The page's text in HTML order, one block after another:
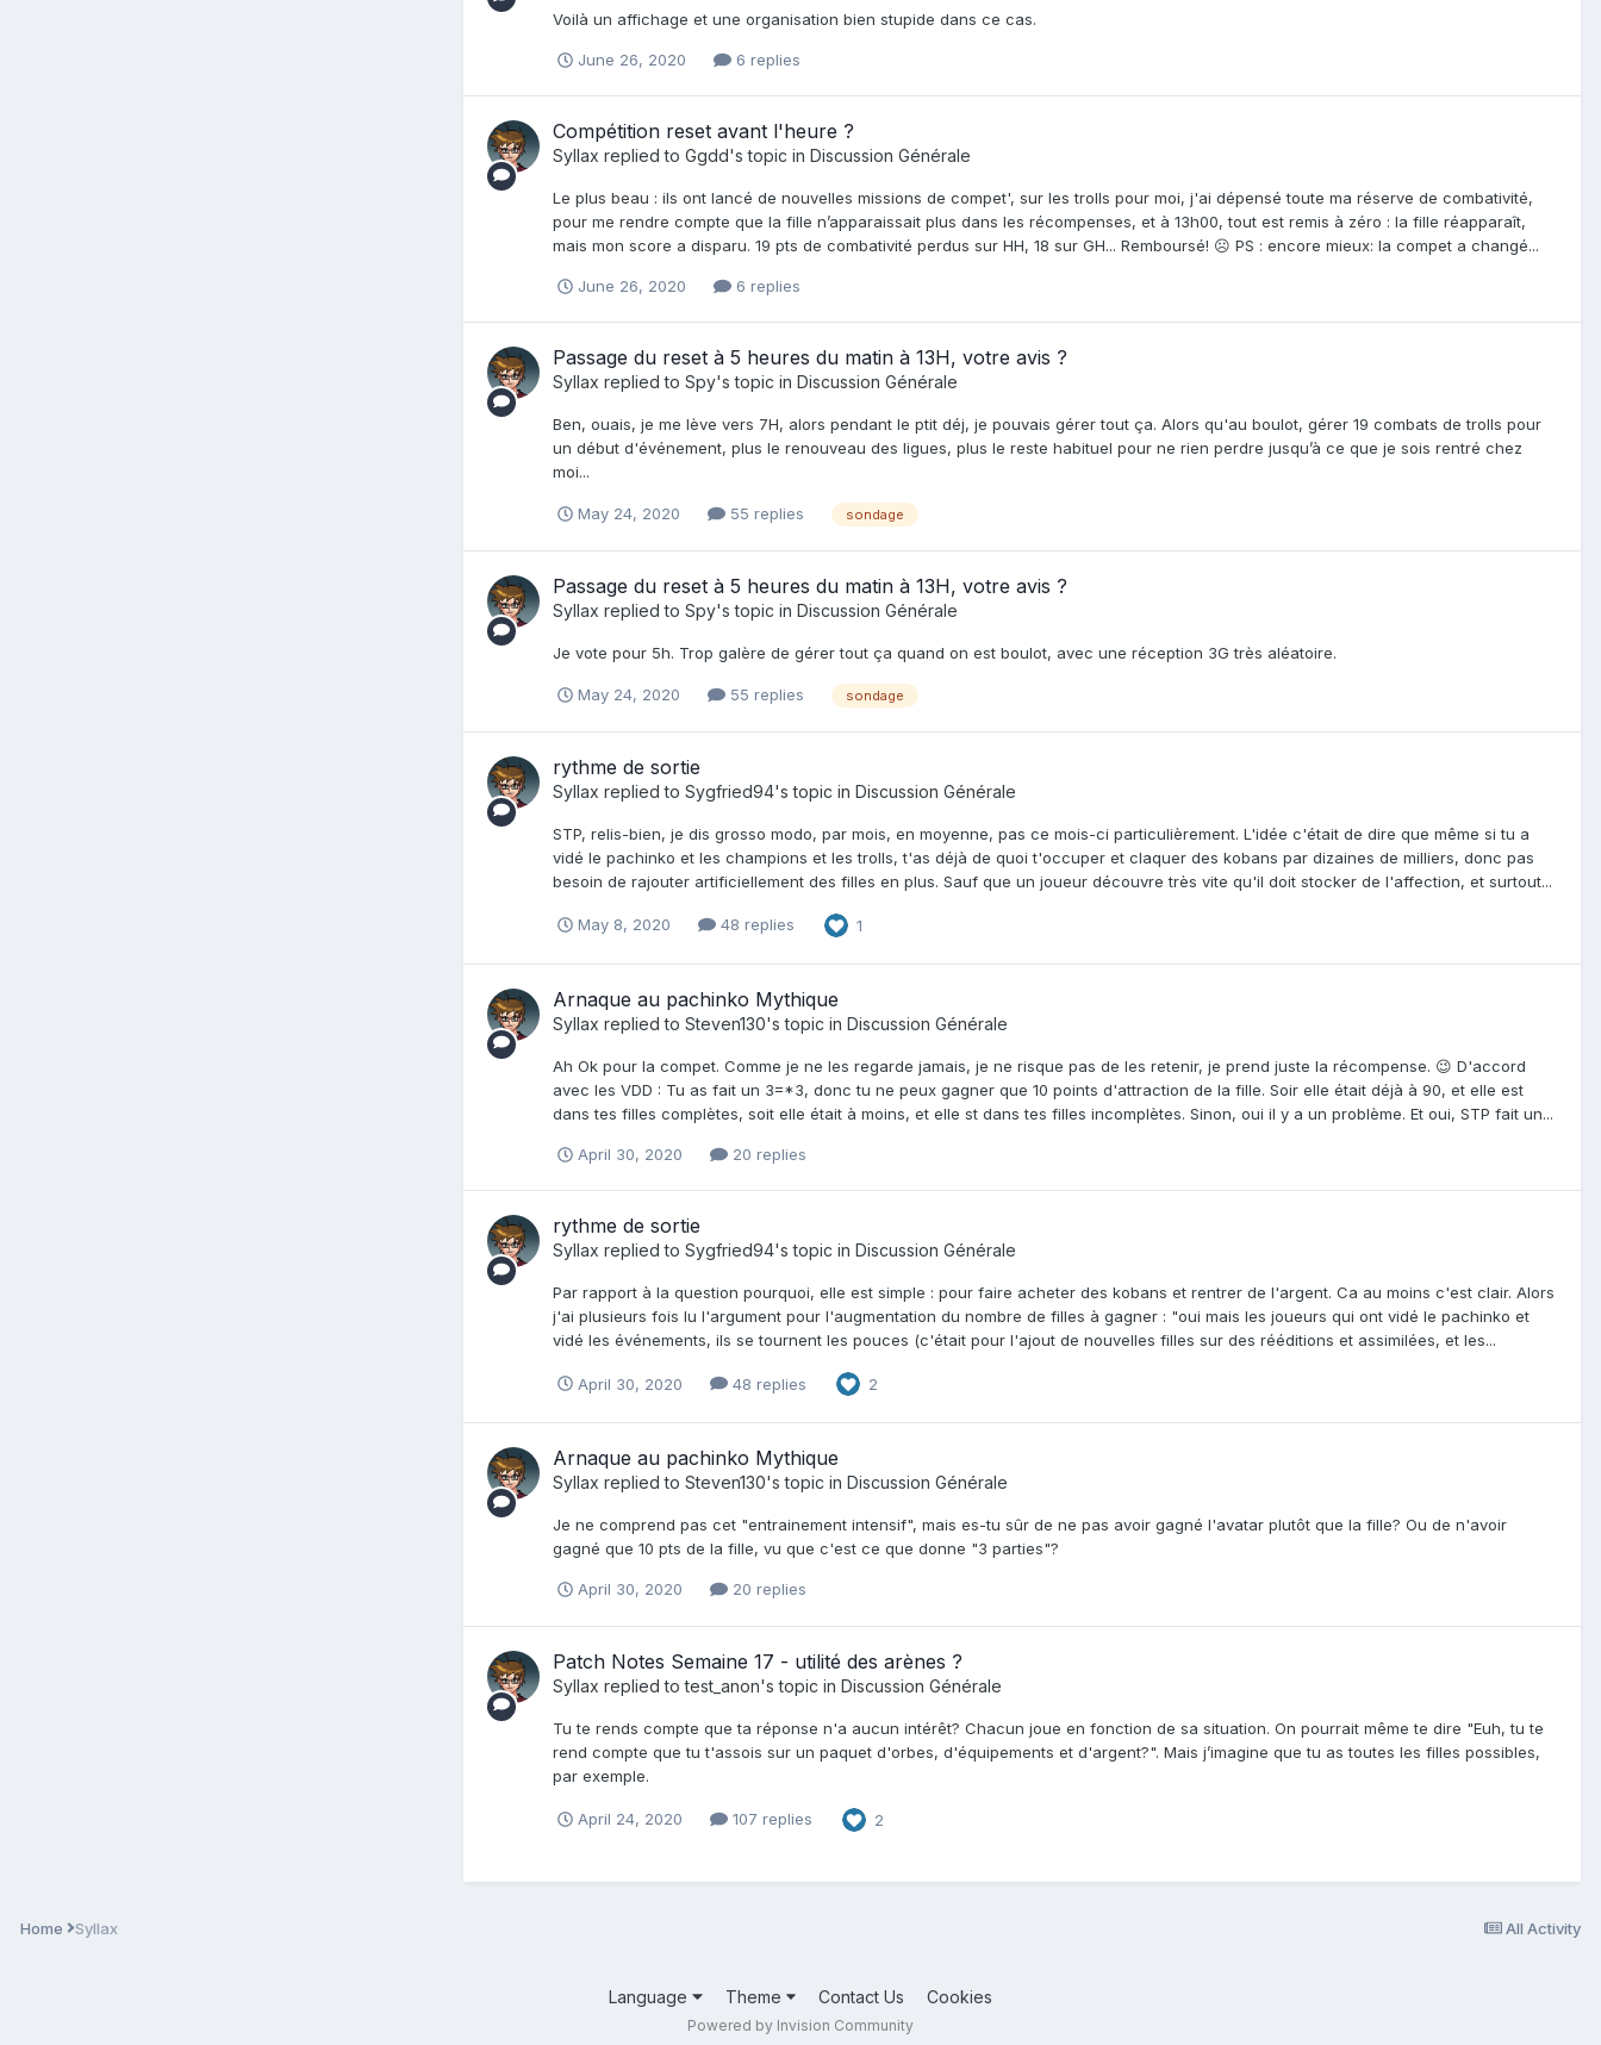
Voilà un affichage et une organisation bien stupide dans ce cas.
June 26, 2020 6 replies
Compétition reset avant l'heure ?
Syllax replied to Ggdd's topic in Discussion Générale
Le plus beau : ils ont lancé de nouvelles missions de compet', sur les trolls pour moi, j'ai dépensé toute ma réserve de combativité,
pour me rendre compte que la fille n’apparaissait plus dans les récompenses, et à 13h00, tout est remis à zéro : la fille réapparaît,
mais mon score a disparu. 19 pts de combativité perdus sur HH, 18 sur GH... Remboursé! ☹️ PS : encore mieux: la compet a changé...
June 26, 2020 6 replies
Passage du reset à 5 heures du matin à 13H, votre avis ?
Syllax replied to Spy's topic in Discussion Générale
Ben, ouais, je me lève vers 7H, alors pendant le ptit déj, je pouvais gérer tout ça. Alors qu'au boulot, gérer 19 combats de trolls pour
un début d'événement, plus le renouveau des ligues, plus le reste habituel pour ne rien perdre jusqu’à ce que je sois rentré chez
moi...
May 24, 2020 55 replies sondage
Passage du reset à 5 heures du matin à 13H, votre avis ?
Syllax replied to Spy's topic in Discussion Générale
Je vote pour 5h. Trop galère de gérer tout ça quand on est boulot, avec une réception 3G très aléatoire.
May 24, 2020 55 replies sondage
rythme de sortie
Syllax replied to Sygfried94's topic in Discussion Générale
STP, relis-bien, je dis grosso modo, par mois, en moyenne, pas ce mois-ci particulièrement. L'idée c'était de dire que même si tu a
vidé le pachinko et les champions et les trolls, t'as déjà de quoi t'occuper et claquer des kobans par dizaines de milliers, donc pas
besoin de rajouter artificiellement des filles en plus. Sauf que un joueur découvre très vite qu'il doit stocker de l'affection, et surtout...
May 8, 2020 48 replies 1
Arnaque au pachinko Mythique
Syllax replied to Steven130's topic in Discussion Générale
Ah Ok pour la compet. Comme je ne les regarde jamais, je ne risque pas de les retenir, je prend juste la récompense. 😉 D'accord
avec les VDD : Tu as fait un 3=*3, donc tu ne peux gagner que 10 points d'attraction de la fille. Soir elle était déjà à 90, et elle est
dans tes filles complètes, soit elle était à moins, et elle st dans tes filles incomplètes. Sinon, oui il y a un problème. Et oui, STP fait un...
April 30, 2020 20 replies
rythme de sortie
Syllax replied to Sygfried94's topic in Discussion Générale
Par rapport à la question pourquoi, elle est simple : pour faire acheter des kobans et rentrer de l'argent. Ca au moins c'est clair. Alors
j'ai plusieurs fois lu l'argument pour l'augmentation du nombre de filles à gagner : "oui mais les joueurs qui ont vidé le pachinko et
vidé les événements, ils se tournent les pouces (c'était pour l'ajout de nouvelles filles sur des rééditions et assimilées, et les...
April 30, 2020 48 replies 2
Arnaque au pachinko Mythique
Syllax replied to Steven130's topic in Discussion Générale
Je ne comprend pas cet "entrainement intensif", mais es-tu sûr de ne pas avoir gagné l'avatar plutôt que la fille? Ou de n'avoir
gagné que 10 pts de la fille, vu que c'est ce que donne "3 parties"?
April 30, 2020 20 replies
Patch Notes Semaine 17 - utilité des arènes ?
Syllax replied totest_anon's topic in Discussion Générale
Tu te rends compte que ta réponse n'a aucun intérêt? Chacun joue en fonction de sa situation. On pourrait même te dire "Euh, tu te
rend compte que tu t'assois sur un paquet d'orbes, d'équipements et d'argent?". Mais j’imagine que tu as toutes les filles possibles,
par exemple.
April 24, 2020 107 replies 2
All Activity
Home Syllax
Language Theme Contact Us Cookies
Powered by Invision Community